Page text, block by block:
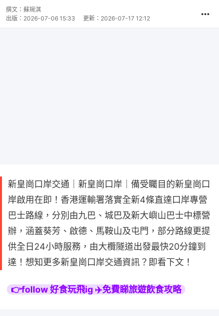
撰文： 蘇琬淇
出版： 2026-07-06 15:33 更新： 2026-07-17 12:12
新皇崗口岸交通｜新皇崗口岸｜備受矚目的新皇崗口
岸啟用在即！香港運輸署落實全新4條直達口岸專營
巴士路線，分別由九巴、城巴及新大嶼山巴士中標營
辦，涵蓋葵芳、啟德、馬鞍山及屯門，部分路線更提
供全日24小時服務，由大欖隧道出發最快20分鐘到
達！想知更多新皇崗口岸交通資訊？即看下文！
👉follow 好食玩飛ig ✈️免費睇旅遊飲食攻略